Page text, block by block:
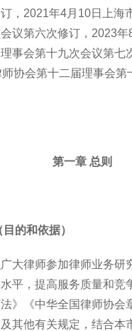
，2021年4月10日上海
议第六次修订，2023
事会第十九次会议第七
协会第十二届理事会第
第一章 总则
的和依据）
大律师参加律师业务研
平，提高服务质量和竞
》《中华全国律师协会
其他有关规定，结合本